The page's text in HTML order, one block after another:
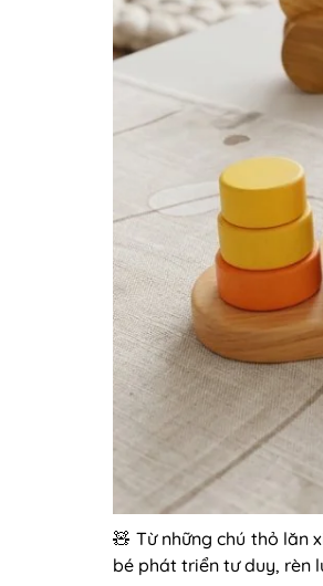
🧸 Từ những chú thỏ lăn
bé phát triển tư duy, rèn